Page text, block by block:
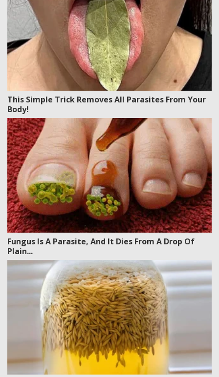
This Simple Trick Removes All Parasites From Your
Body!
Fungus Is A Parasite, And It Dies From A Drop Of
Plain...